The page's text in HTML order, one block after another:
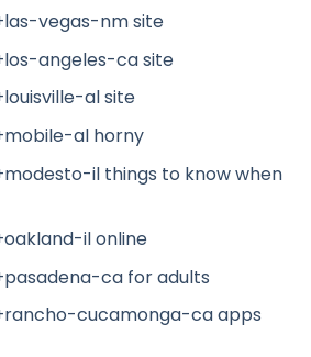
vegas-nm site
angeles-ca site
al site
al horny
il things to know when
il online
ca for adults
cucamonga-ca apps